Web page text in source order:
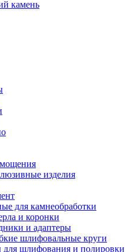
камень
изделия
для камнеобработки
и коронки
и адаптеры
шлифовальные круги
шлифования и полировки